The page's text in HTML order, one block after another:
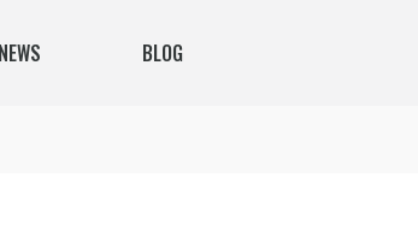
NEWS BLOG